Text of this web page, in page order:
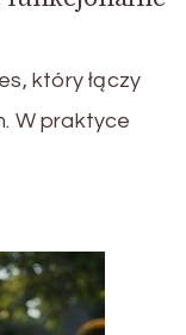
który łączy
W praktyce